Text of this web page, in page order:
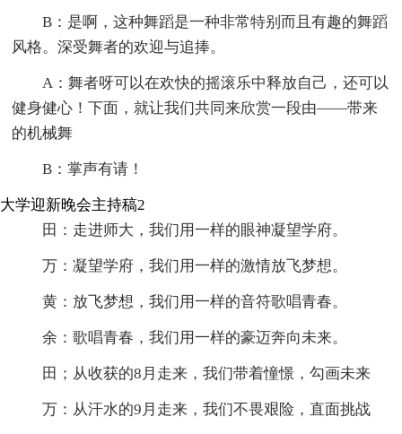
B：是啊，这种舞蹈是一种非常特别而且有趣的舞蹈
风格。深受舞者的欢迎与追捧。
A：舞者呀可以在欢快的摇滚乐中释放自己，还可以
健身健心！下面，就让我们共同来欣赏一段由——带来
的机械舞
B：掌声有请！
大学迎新晚会主持稿2
田：走进师大，我们用一样的眼神凝望学府。
万：凝望学府，我们用一样的激情放飞梦想。
黄：放飞梦想，我们用一样的音符歌唱青春。
余：歌唱青春，我们用一样的豪迈奔向未来。
田；从收获的8月走来，我们带着憧憬，勾画未来
万：从汗水的9月走来，我们不畏艰险，直面挑战